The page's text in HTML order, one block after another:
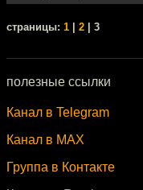
cтраницы: 1 2 | 3
полезные ссылки
Канал в Telegram
Канал в MAX
Группа в Контакте